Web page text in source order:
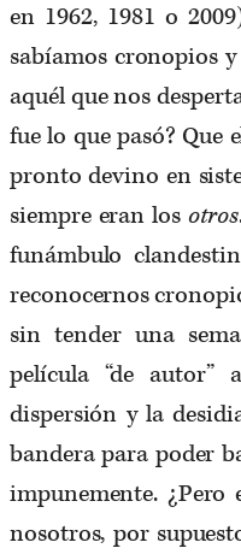
en 1962, 1981 o
sabíamos cronopios
aquél que nos
fue lo que pasó? Que
pronto devino en
siempre eran los otros
funámbulo
reconocernos
sin tender una
película “de
dispersión y la
bandera para poder
impunemente. ¿Pero
nosotros, por